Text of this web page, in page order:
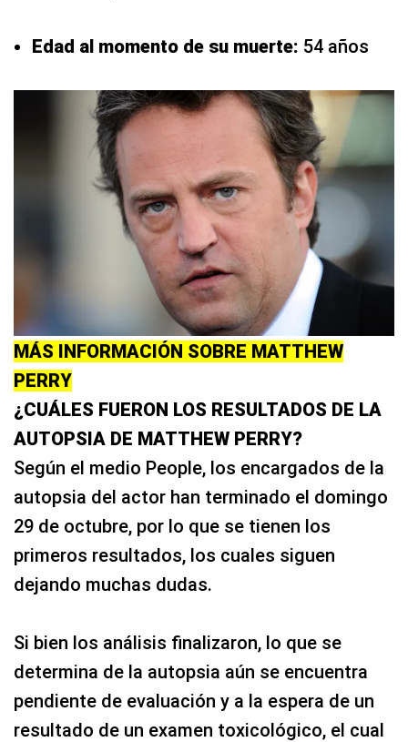
Edad al momento de su muerte: 54 años
MÁS INFORMACIÓN SOBRE MATTHEW
PERRY
¿CUÁLES FUERON LOS RESULTADOS DE LA
AUTOPSIA DE MATTHEW PERRY?
Según el medio People, los encargados de la
autopsia del actor han terminado el domingo
29 de octubre, por lo que se tienen los
primeros resultados, los cuales siguen
dejando muchas dudas.
Si bien los análisis finalizaron, lo que se
determina de la autopsia aún se encuentra
pendiente de evaluación y a la espera de un
resultado de un examen toxicológico, el cual